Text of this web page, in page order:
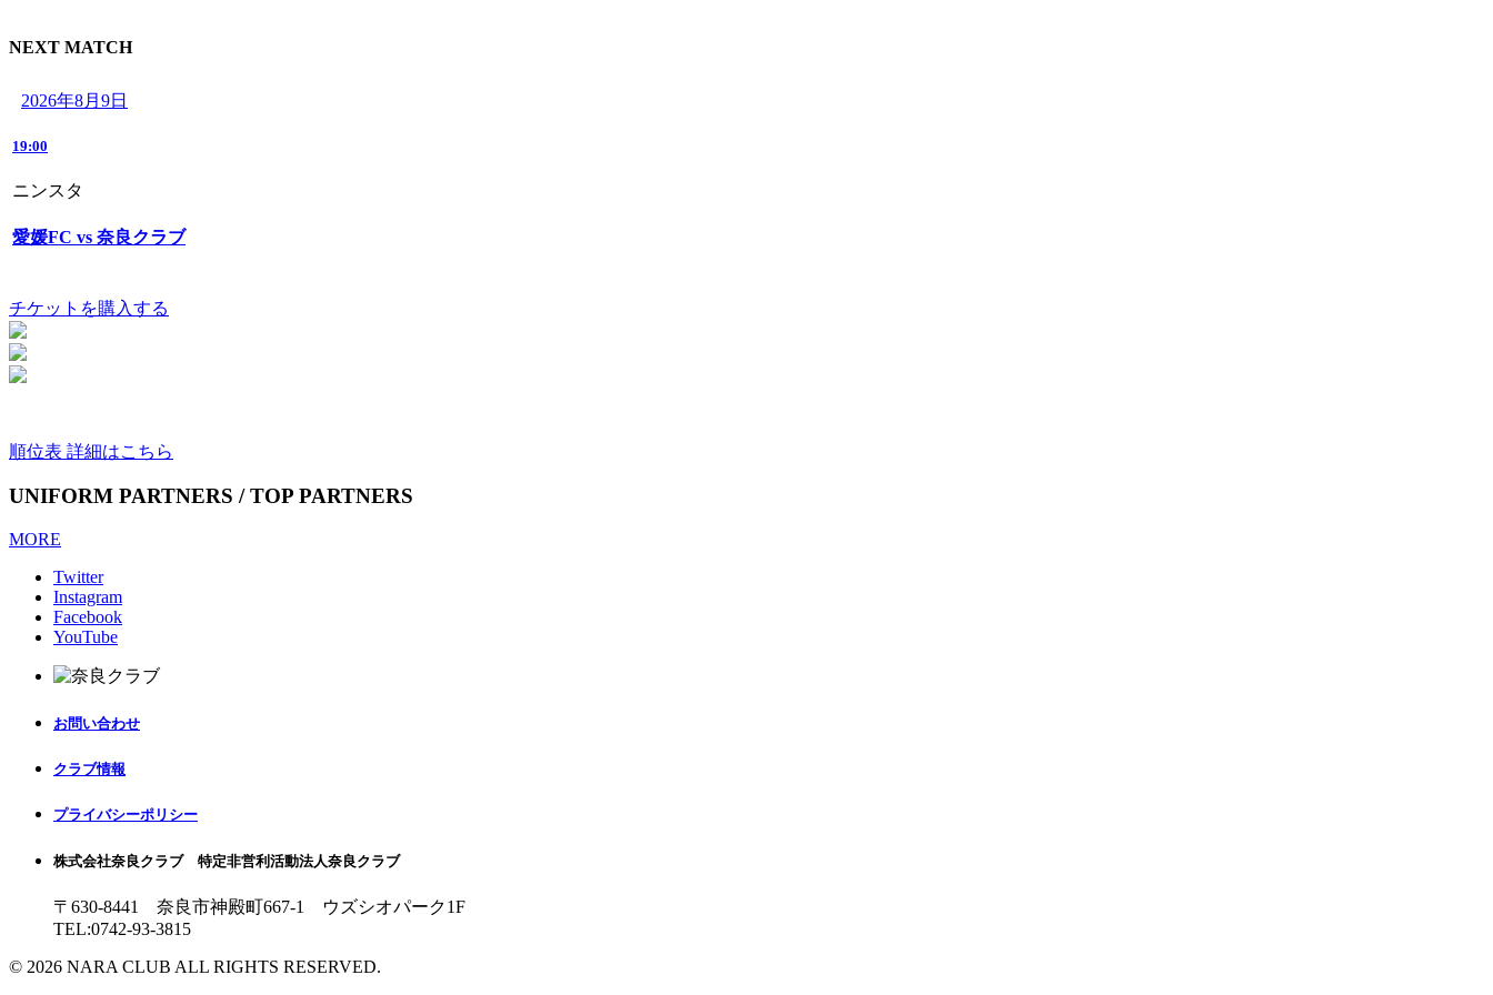
NEXT MATCH
2026年8月9日
19:00
ニンスタ
愛媛FC vs 奈良クラブ
チケットを購入する
順位表 詳細はこちら
UNIFORM PARTNERS / TOP PARTNERS
MORE
Twitter
Instagram
Facebook
YouTube
お問い合わせ
クラブ情報
プライバシーポリシー
株式会社奈良クラブ 特定非営利活動法人奈良クラブ
〒630-8441 奈良市神殿町667-1
ウズシオパーク1F
TEL:0742-93-3815
© 2026 NARA CLUB ALL RIGHTS RESERVED.